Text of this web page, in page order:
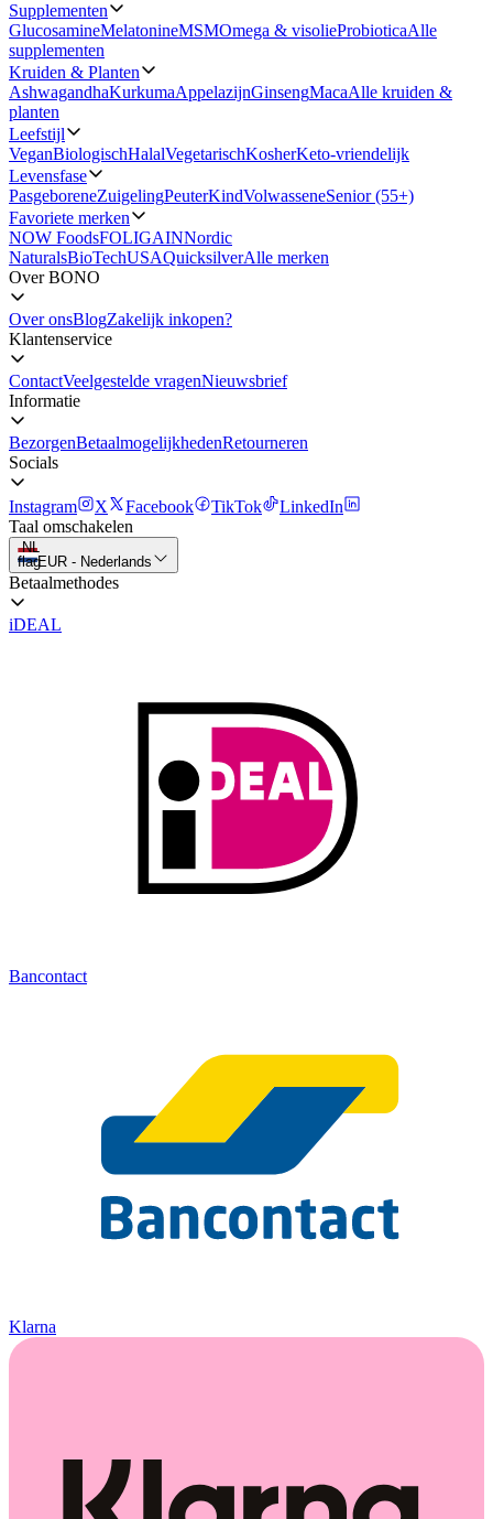
Supplementen
GlucosamineMelatonineMSMOmega & visolieProbioticaAlle
supplementen
Kruiden & Planten
AshwagandhaKurkumaAppelazijnGinsengMacaAlle kruiden &
planten
Leefstijl
VeganBiologischHalalVegetarischKosherKeto-vriendelijk
Levensfase
PasgeboreneZuigelingPeuterKindVolwasseneSenior (55+)
Favoriete merken
NOW FoodsFOLIGAINNordic
NaturalsBioTechUSAQuicksilverAlle merken
Over BONO
Over onsBlogZakelijk inkopen?
Klantenservice
ContactVeelgestelde vragenNieuwsbrief
Informatie
BezorgenBetaalmogelijkhedenRetourneren
Socials
Instagram X Facebook TikTok
LinkedIn
Taal omschakelen
NL
flagEUR- Nederlands
Betaalmethodes
iDEAL
Bancontact
Klarna